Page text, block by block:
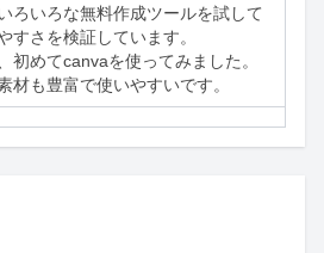
ろいろな無料作成ツールを試して
すさを検証しています。
初めてcanvaを使ってみました。
材も豊富で使いやすいです。